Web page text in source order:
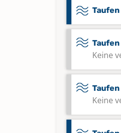
Taufen
Taufen
Keine
Taufen
Keine